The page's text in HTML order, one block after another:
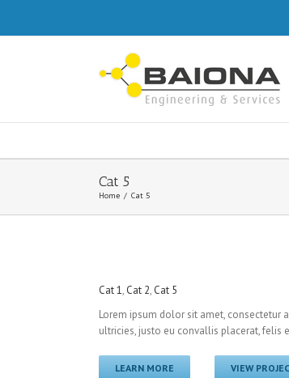
Cat 5
Home / Cat 5
Cat 1, Cat 2, Cat 5
Lorem ipsum dolor sit amet, consectetur
ultricies, justo eu convallis placerat, felis
LEARN MORE VIEW